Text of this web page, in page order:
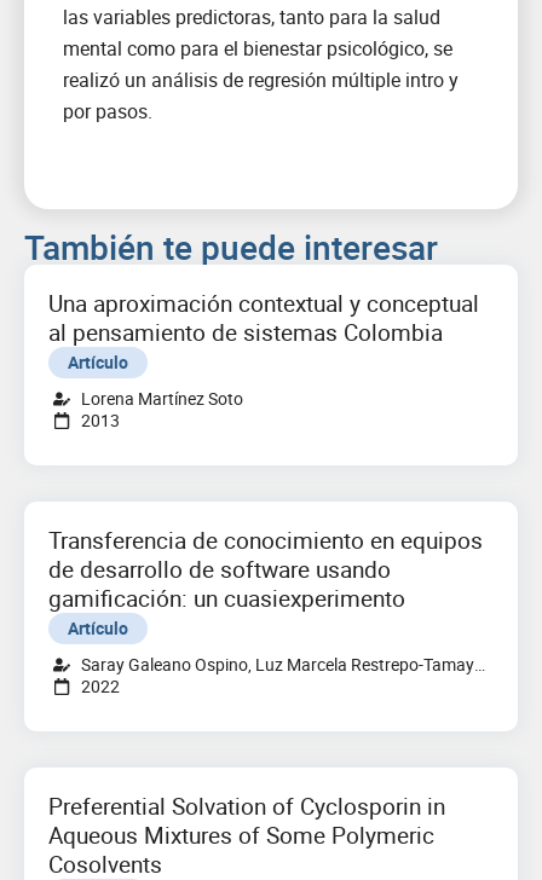
las variables predictoras, tanto para la salud
mental como para el bienestar psicológico, se
realizó un análisis de regresión múltiple intro y
por pasos.
También te puede interesar
Una aproximación contextual y conceptual
al pensamiento de sistemas Colombia
Artículo
Lorena Martínez Soto
2013
Transferencia de conocimiento en equipos
de desarrollo de software usando
gamificación: un cuasiexperimento
Artículo
Saray Galeano Ospino, Luz Marcela Restrepo-Tamayo,
Gloria Piedad Gasca-Hurtado, Liliana Machuca-
Villegas
2022
Preferential Solvation of Cyclosporin in
Aqueous Mixtures of Some Polymeric
Cosolvents